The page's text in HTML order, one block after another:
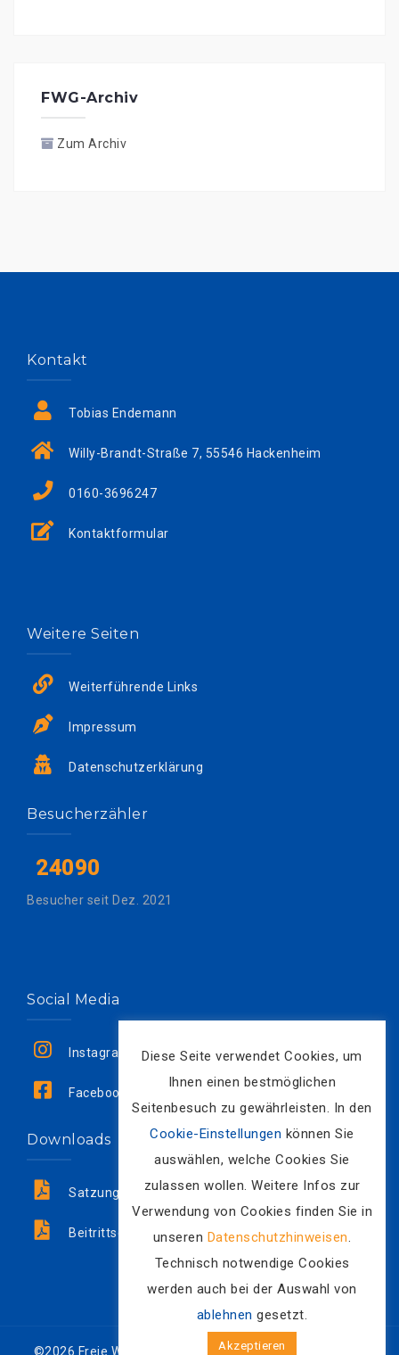
FWG-Archiv
Zum Archiv
Kontakt
Tobias Endemann
Willy-Brandt-Straße 7, 55546 Hackenheim
0160-3696247
Kontaktformular
Weitere Seiten
Weiterführende Links
Impressum
Datenschutzerklärung
Besucherzähler
24090
Besucher seit Dez. 2021
Social Media
Instagram
Facebook
Downloads
Satzung
Beitrittserklärung
©2026 Freie Wählergemeinschaft Hackenheim e.V. Alle
Diese Seite verwendet Cookies, um
Ihnen einen bestmöglichen
Seitenbesuch zu gewährleisten. In den
Cookie-Einstellungen können Sie
auswählen, welche Cookies Sie
zulassen wollen. Weitere Infos zur
Verwendung von Cookies finden Sie in
unseren Datenschutzhinweisen.
Technisch notwendige Cookies
werden auch bei der Auswahl von
ablehnen gesetzt.
Akzeptieren